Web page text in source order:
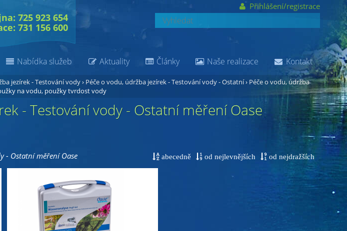
jezírek - Testování vody› Péče o vodu, údržba jezírek - Testování vody - Ostatní› Péče o vodu, údržba
na vodu, použky tvrdost vody
- Testování vody - Ostatní měření Oase
abecedně od nejlevnějších od nejdražších
- Ostatní měření Oase
Nabídka služeb Aktuality Články Naše realizace Kontakt
725 923 654
731 156 600
Přihlášení/registrace